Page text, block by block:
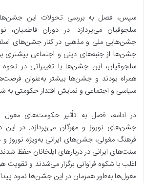
سپس، فصل به بررسی تحولات این جشن‌ها
سلجوقیان می‌پردازد. در دوران فاطمیان،
جشن‌هایی ملی و مذهبی در کنار جشن‌های
جشن‌ها از جنبه‌های دینی و اجتماعی بیشتری
سلجوقیان، این جشن‌ها با تغییراتی در
همراه بودند و جشن‌ها بیشتر به‌عنوان
سیاسی و اجتماعی و نمایش اقتدار حکومتی به
در ادامه، فصل به تأثیر حکومت‌های مغول و
جشن‌های نوروز و مهرگان می‌پردازد. در این
فرهنگ مغولی، جشن‌های ایرانی به‌ویژه نوروز و
سنت‌های ایرانی در دربارهای ایلخانان حفظ
اغلب با شکوه فراوانی برگزار می‌شدند و تقویت
مغول‌ها به‌طور همزمان در این جشن‌ها نمود